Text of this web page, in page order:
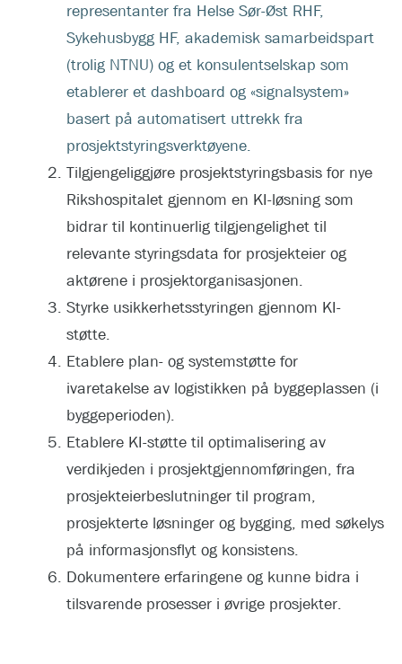
representanter fra Helse Sør-Øst RHF,
Sykehusbygg HF, akademisk samarbeidspart
(trolig NTNU) og et konsulentselskap som
etablerer et dashboard og «signalsystem»
basert på automatisert uttrekk fra
prosjektstyringsverktøyene.
Tilgjengeliggjøre prosjektstyringsbasis for nye
Rikshospitalet gjennom en KI-løsning som
bidrar til kontinuerlig tilgjengelighet til
relevante styringsdata for prosjekteier og
aktørene i prosjektorganisasjonen.
Styrke usikkerhetsstyringen gjennom KI-
støtte.
Etablere plan- og systemstøtte for
ivaretakelse av logistikken på byggeplassen (i
byggeperioden).
Etablere KI-støtte til optimalisering av
verdikjeden i prosjektgjennomføringen, fra
prosjekteierbeslutninger til program,
prosjekterte løsninger og bygging, med søkelys
på informasjonsflyt og konsistens.
Dokumentere erfaringene og kunne bidra i
tilsvarende prosesser i øvrige prosjekter.